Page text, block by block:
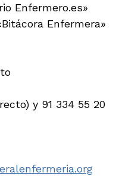
Enfermero.es»
Enfermera»
y 91 334 55 20